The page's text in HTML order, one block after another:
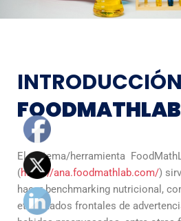
FOODMATHLAB
El sistema/herramienta
(https://ana.foodmathlab.com/)
hacer benchmarking nutricional,
etiquetados frontales de